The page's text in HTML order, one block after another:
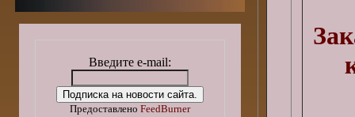
Введите e-mail:
Предоставлено FeedBurner